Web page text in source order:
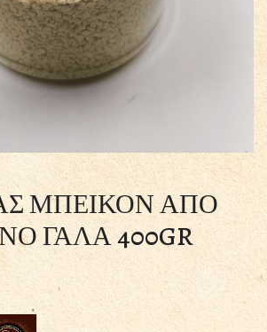
ΜΠΕΙΚΟΝ ΑΠΟ
ΓΑΛΑ 400GR